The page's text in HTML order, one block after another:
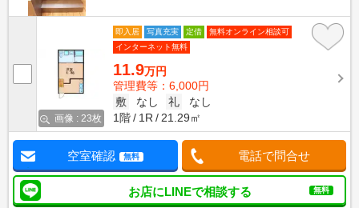
画像 : 23枚
即入居 写真充実 定借
無料オンライン相談可
インターネット無料
11.9万円
管理費等：6,000円
敷
なし 礼
なし
1階
1R 21.29㎡
空室確認 無料 電話で問合せ
お店にLINEで相談する 無料